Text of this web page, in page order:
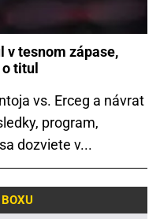
v tesnom zápase,
titul
vs. Erceg a návrat
program,
dozviete v...